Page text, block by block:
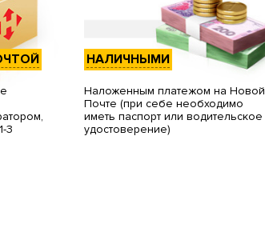
3
НАЛИЧНЫМИ
Наложенным платежом на Новой
Почте (при себе необходимо
иметь паспорт или водительское
удостоверение)